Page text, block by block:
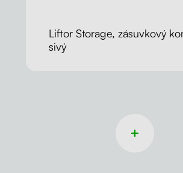
Liftor Storage, zásuvkový
sivý